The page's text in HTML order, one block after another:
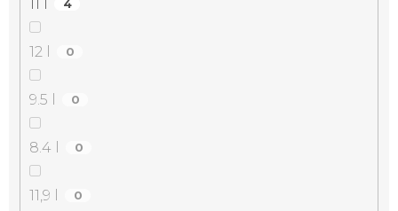
11 l 4
12 l 0
9.5 l 0
8.4 l 0
11,9 l 0